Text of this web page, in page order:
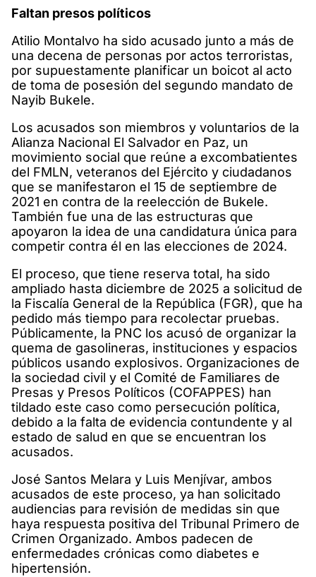
Faltan presos políticos
Atilio Montalvo ha sido acusado junto a más de
una decena de personas por actos terroristas,
por supuestamente planificar un boicot al acto
de toma de posesión del segundo mandato de
Nayib Bukele.
Los acusados son miembros y voluntarios de la
Alianza Nacional El Salvador en Paz, un
movimiento social que reúne a excombatientes
del FMLN, veteranos del Ejército y ciudadanos
que se manifestaron el 15 de septiembre de
2021 en contra de la reelección de Bukele.
También fue una de las estructuras que
apoyaron la idea de una candidatura única para
competir contra él en las elecciones de 2024.
El proceso, que tiene reserva total, ha sido
ampliado hasta diciembre de 2025 a solicitud de
la Fiscalía General de la República (FGR), que ha
pedido más tiempo para recolectar pruebas.
Públicamente, la PNC los acusó de organizar la
quema de gasolineras, instituciones y espacios
públicos usando explosivos. Organizaciones de
la sociedad civil y el Comité de Familiares de
Presas y Presos Políticos (COFAPPES) han
tildado este caso como persecución política,
debido a la falta de evidencia contundente y al
estado de salud en que se encuentran los
acusados.
José Santos Melara y Luis Menjívar, ambos
acusados de este proceso, ya han solicitado
audiencias para revisión de medidas sin que
haya respuesta positiva del Tribunal Primero de
Crimen Organizado. Ambos padecen de
enfermedades crónicas como diabetes e
hipertensión.